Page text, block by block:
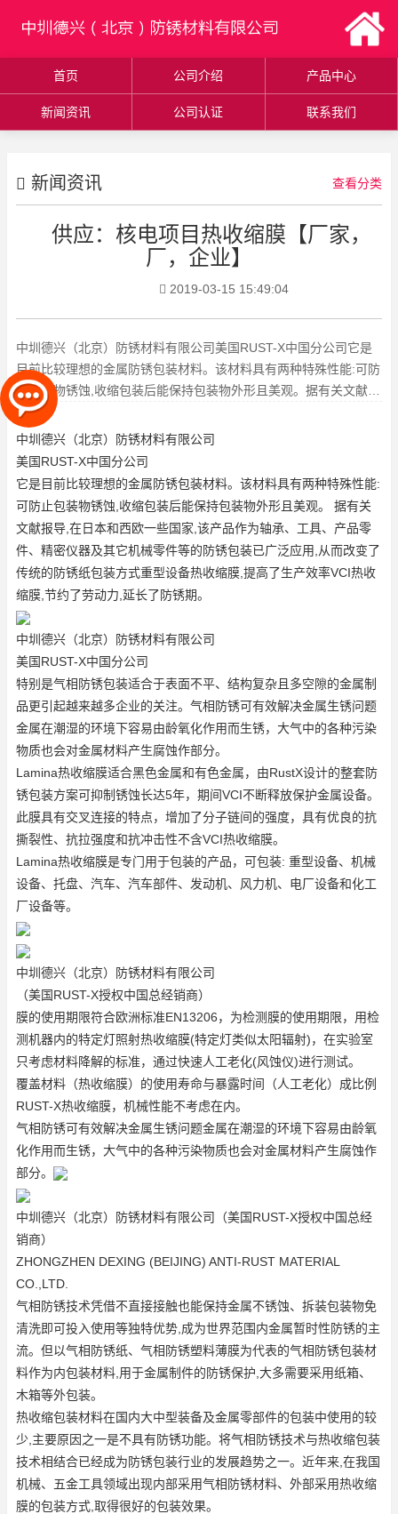
首页 公司介绍 产品中心
新闻资讯 公司认证 联系我们
新闻资讯 查看分类
供应：核电项目热收缩膜【厂家，
厂，企业】
2019-03-15 15:49:04
中圳德兴（北京）防锈材料有限公司美国RUST-X中国分公司它是
目前比较理想的金属防锈包装材料。该材料具有两种特殊性能:可防
止包装物锈蚀,收缩包装后能保持包装物外形且美观。据有关文献报
导,在日本和西欧一
中圳德兴（北京）防锈材料有限公司
美国RUST-X中国分公司
它是目前比较理想的金属防锈包装材料。该材料具有两种特殊性能:
可防止包装物锈蚀,收缩包装后能保持包装物外形且美观。 据有关
文献报导,在日本和西欧一些国家,该产品作为轴承、工具、产品零
件、精密仪器及其它机械零件等的防锈包装已广泛应用,从而改变了
传统的防锈纸包装方式重型设备热收缩膜 ,提高了生产效率VCI热收
缩膜 ,节约了劳动力,延长了防锈期。
中圳德兴（北京）防锈材料有限公司
美国RUST-X中国分公司
特别是气相防锈包装适合于表面不平、结构复杂且多空隙的金属制
品更引起越来越多企业的关注。气相防锈可有效解决金属生锈问题
金属在潮湿的环境下容易由龄氧化作用而生锈，大气中的各种污染
物质也会对金属材料产生腐蚀作部分。
Lamina热收缩膜适合黑色金属和有色金属，由RustX设计的整套防
锈包装方案可抑制锈蚀长达5年，期间VCI不断释放保护金属设备。
此膜具有交叉连接的特点，增加了分子链间的强度，具有优良的抗
撕裂性、抗拉强度和抗冲击性不含VCI热收缩膜。
Lamina热收缩膜是专门用于包装的产品，可包装: 重型设备、机械
设备、托盘、汽车、汽车部件、发动机、风力机、电厂设备和化工
厂设备等。
中圳德兴（北京）防锈材料有限公司
（美国RUST-X授权中国总经销商）
膜的使用期限符合欧洲标准EN13206，为检测膜的使用期限，用检
测机器内的特定灯照射热收缩膜(特定灯类似太阳辐射)，在实验室
只考虑材料降解的标准，通过快速人工老化(风蚀仪)进行测试。
覆盖材料（热收缩膜）的使用寿命与暴露时间（人工老化）成比例
RUST-X热收缩膜，机械性能不考虑在内。
气相防锈可有效解决金属生锈问题金属在潮湿的环境下容易由龄氧
化作用而生锈，大气中的各种污染物质也会对金属材料产生腐蚀作
部分。
中圳德兴（北京）防锈材料有限公司（美国RUST-X授权中国总经
销商）
ZHONGZHEN DEXING (BEIJING) ANTI-RUST MATERIAL
CO.,LTD.
气相防锈技术凭借不直接接触也能保持金属不锈蚀、拆装包装物免
清洗即可投入使用等独特优势,成为世界范围内金属暂时性防锈的主
流。但以气相防锈纸、气相防锈塑料薄膜为代表的气相防锈包装材
料作为内包装材料,用于金属制件的防锈保护,大多需要采用纸箱、
木箱等外包装。
热收缩包装材料在国内大中型装备及金属零部件的包装中使用的较
少,主要原因之一是不具有防锈功能。将气相防锈技术与热收缩包装
技术相结合已经成为防锈包装行业的发展趋势之一。近年来,在我国
机械、五金工具领域出现内部采用气相防锈材料、外部采用热收缩
膜的包装方式,取得很好的包装效果。